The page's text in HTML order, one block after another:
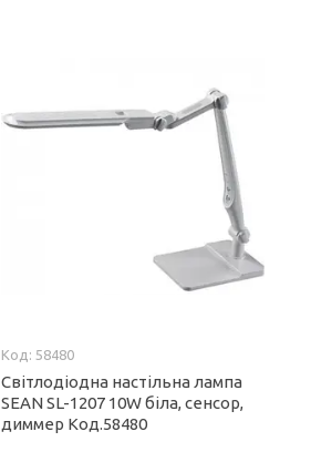
58480
Світлодіодна настільна лампа
SEAN SL-1207 10W біла, сенсор,
диммер Код.58480